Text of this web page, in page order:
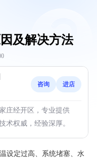
及解决方法
咨询 进店
庄经开区，专业提供
术权威，经验深厚。
设定过高、系统堵塞、水